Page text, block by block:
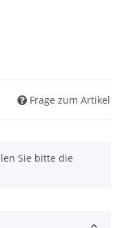
Frage zum Artikel
Sie bitte die